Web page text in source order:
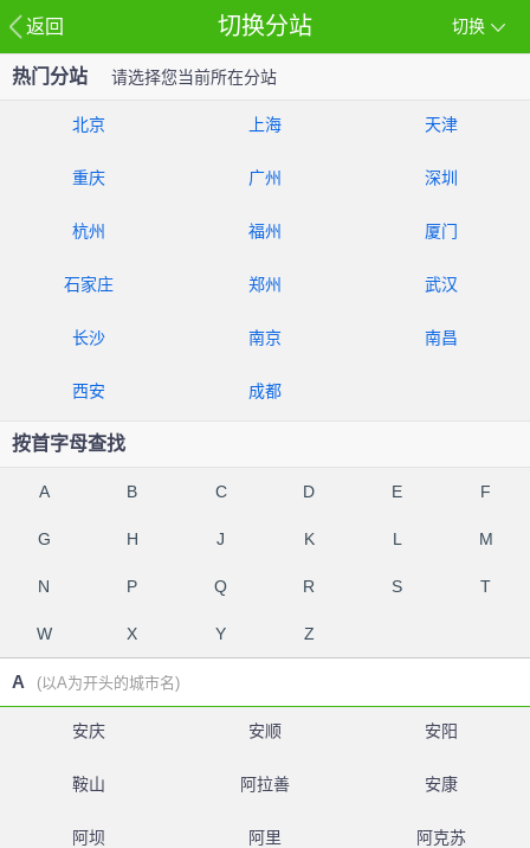
返回 切换
切换分站
热门分站 请选择您当前所在分站
北京 上海 天津
重庆 广州 深圳
杭州 福州 厦门
石家庄 郑州 武汉
长沙 南京 南昌
西安 成都
按首字母查找
A B C D E F
G H J K L M
N P Q R S T
W X Y Z
A (以A为开头的城市名)
安庆 安顺 安阳
鞍山 阿拉善 安康
阿坝 阿里 阿克苏